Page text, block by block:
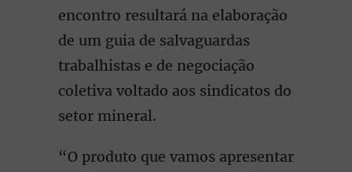
encontro resultará na elaboração
de um guia de salvaguardas
trabalhistas e de negociação
coletiva voltado aos sindicatos do
setor mineral.
“O produto que vamos apresentar